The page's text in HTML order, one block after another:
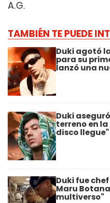
A.G.
TAMBIÉN TE PUEDE
Duki agotó
para su
lanzó una
Duki
terreno en la
disco llegue"
Duki fue
Maru
multiverso"